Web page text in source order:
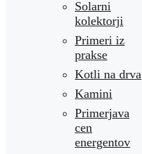
Solarni
kolektorji
Primeri iz
prakse
Kotli na drva
Kamini
Primerjava
cen
energentov